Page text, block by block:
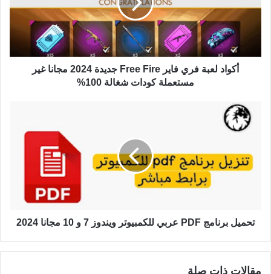
أكواد لعبة فري فاير Free Fire جديدة 2024 مجانا غير
مستعملة كودات شغالة 100%
تحميل برنامج PDF عربي للكمبيوتر ويندوز 7 و 10 مجانا 2024
مقالات ذات صلة